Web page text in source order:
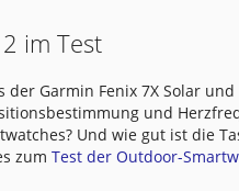
im Test
Garmin Fenix 7X Solar
und
Und wie gut ist die
zumTest der Outdoor-